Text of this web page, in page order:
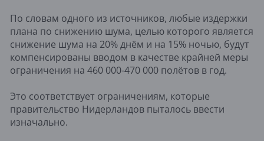
По словам одного из источников, любые издержки
плана по снижению шума, целью которого является
снижение шума на 20% днём и на 15% ночью, будут
компенсированы вводом в качестве крайней меры
ограничения на 460 000-470 000 полётов в год.
Это соответствует ограничениям, которые
правительство Нидерландов пыталось ввести
изначально.